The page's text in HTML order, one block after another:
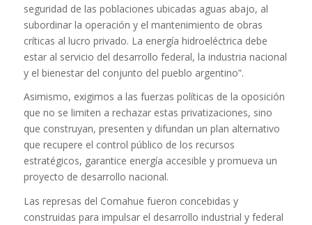
seguridad de las poblaciones ubicadas aguas abajo, al
subordinar la operación y el mantenimiento de obras
críticas al lucro privado. La energía hidroeléctrica debe
estar al servicio del desarrollo federal, la industria nacional
y el bienestar del conjunto del pueblo argentino”.
Asimismo, exigimos a las fuerzas políticas de la oposición
que no se limiten a rechazar estas privatizaciones, sino
que construyan, presenten y difundan un plan alternativo
que recupere el control público de los recursos
estratégicos, garantice energía accesible y promueva un
proyecto de desarrollo nacional.
Las represas del Comahue fueron concebidas y
construidas para impulsar el desarrollo industrial y federal